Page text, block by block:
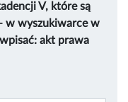
V, które są
w wyszukiwarce w
akt prawa